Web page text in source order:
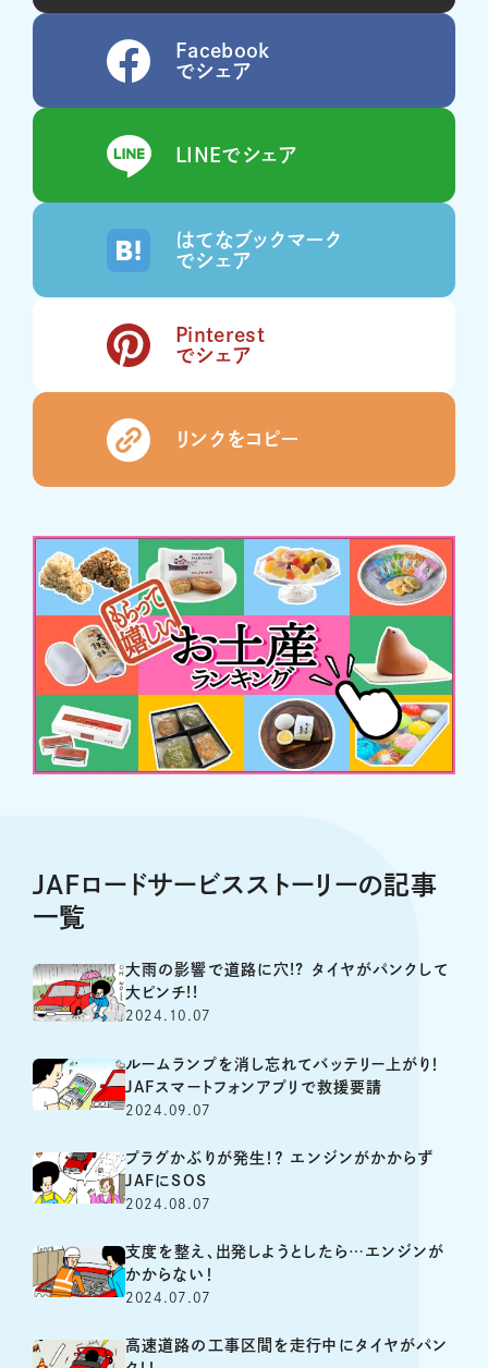
Facebook
でシェア
LINEでシェア
はてなブックマーク
でシェア
Pinterest
でシェア
リンクをコピー
JAFロードサービスストーリーの記事
一覧
大雨の影響で道路に穴!? タイヤがパンクして
大ピンチ!!
2024.10.07
ルームランプを消し忘れてバッテリー上がり！
JAFスマートフォンアプリで救援要請
2024.09.07
プラグかぶりが発生！？ エンジンがかからず
JAFにSOS
2024.08.07
支度を整え、出発しようとしたら…エンジンが
かからない！
2024.07.07
高速道路の工事区間を走行中にタイヤがパン